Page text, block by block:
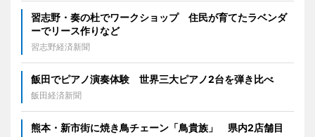
習志野・奏の杜でワークショップ 住民が育てたラベンダ
ーでリース作りなど
習志野経済新聞
飯田でピアノ演奏体験 世界三大ピアノ2台を弾き比べ
飯田経済新聞
熊本・新市街に焼き鳥チェーン「鳥貴族」 県内2店舗目